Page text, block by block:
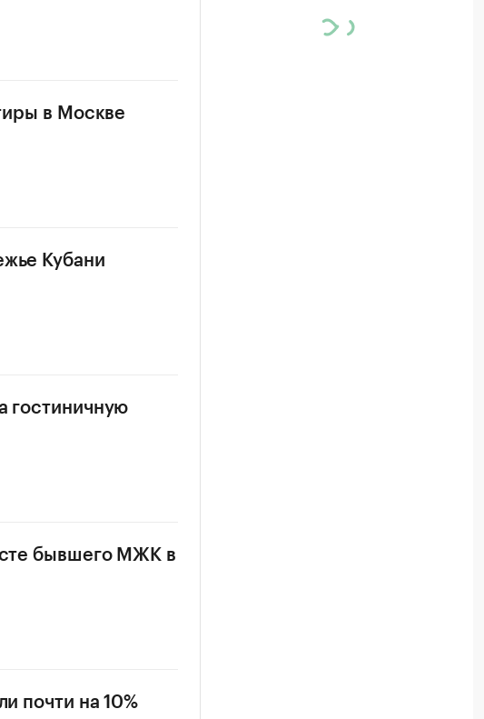
в Москве
Кубани
гостиничную
бывшего МЖК в
почти на 10%